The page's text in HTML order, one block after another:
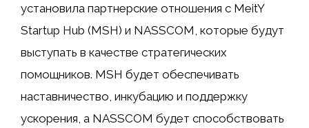
установила партнерские отношения с MeitY
Startup Hub (MSH) и NASSCOM, которые будут
выступать в качестве стратегических
помощников. MSH будет обеспечивать
наставничество, инкубацию и поддержку
ускорения, а NASSCOM будет способствовать